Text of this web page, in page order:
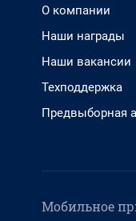
О компании
Наши награды
Наши вакансии
Техподдержка
Предвыборная
Мобильное